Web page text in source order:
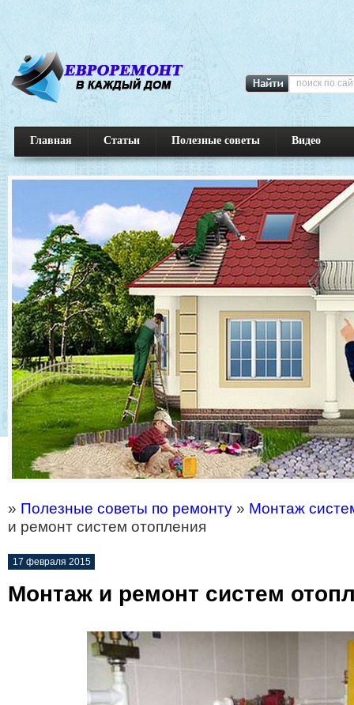
Главная Статьи Полезные советы Видео
» Полезные советы по ремонту » Монтаж
и ремонт систем отопления
17 февраля 2015
Монтаж и ремонт систем